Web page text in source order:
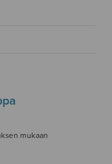
mukaan